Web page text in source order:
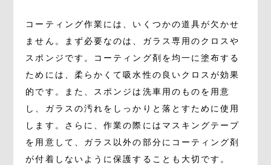
コーティング作業には、いくつかの道具が欠かせ
ません。まず必要なのは、ガラス専用のクロスや
スポンジです。コーティング剤を均一に塗布する
ためには、柔らかくて吸水性の良いクロスが効果
的です。また、スポンジは洗車用のものを用意
し、ガラスの汚れをしっかりと落とすために使用
します。さらに、作業の際にはマスキングテープ
を用意して、ガラス以外の部分にコーティング剤
が付着しないように保護することも大切です。